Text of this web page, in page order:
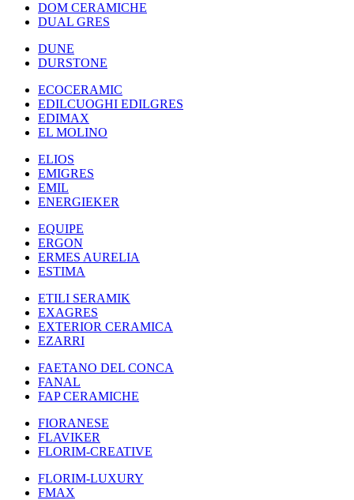
DOM CERAMICHE
DUAL GRES
DUNE
DURSTONE
ECOCERAMIC
EDILCUOGHI EDILGRES
EDIMAX
EL MOLINO
ELIOS
EMIGRES
EMIL
ENERGIEKER
EQUIPE
ERGON
ERMES AURELIA
ESTIMA
ETILI SERAMIK
EXAGRES
EXTERIOR CERAMICA
EZARRI
FAETANO DEL CONCA
FANAL
FAP CERAMICHE
FIORANESE
FLAVIKER
FLORIM-CREATIVE
FLORIM-LUXURY
FMAX